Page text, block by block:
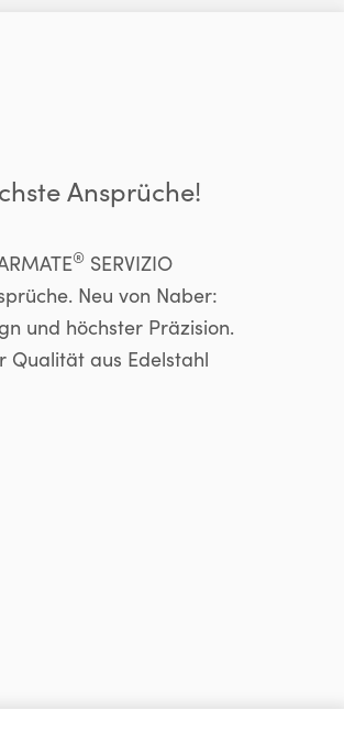
Ansprüche!
® SERVIZIO
Neu von Naber:
und höchster Präzision.
Qualität aus Edelstahl